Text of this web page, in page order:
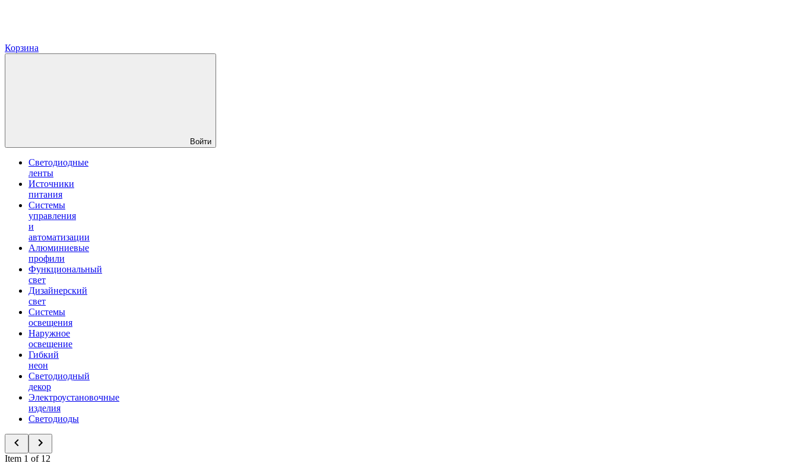
Корзина
Войти
Светодиодные
ленты
Источники
питания
Системы
управления
и
автоматизации
Алюминиевые
профили
Функциональный
свет
Дизайнерский
свет
Системы
освещения
Наружное
освещение
Гибкий
неон
Светодиодный
декор
Электроустановочные
изделия
Светодиоды
Item 1 of 12